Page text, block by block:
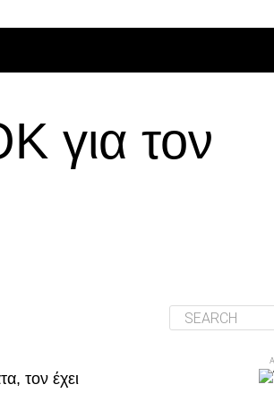
για τον
τον έχει